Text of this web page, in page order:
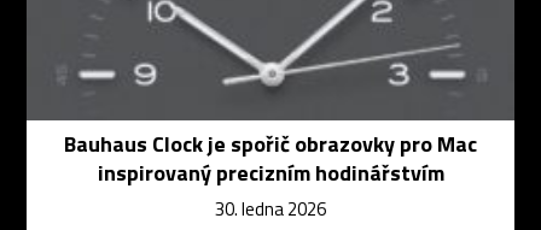
Bauhaus Clock je spořič obrazovky pro Mac
inspirovaný precizním hodinářstvím
30. ledna 2026